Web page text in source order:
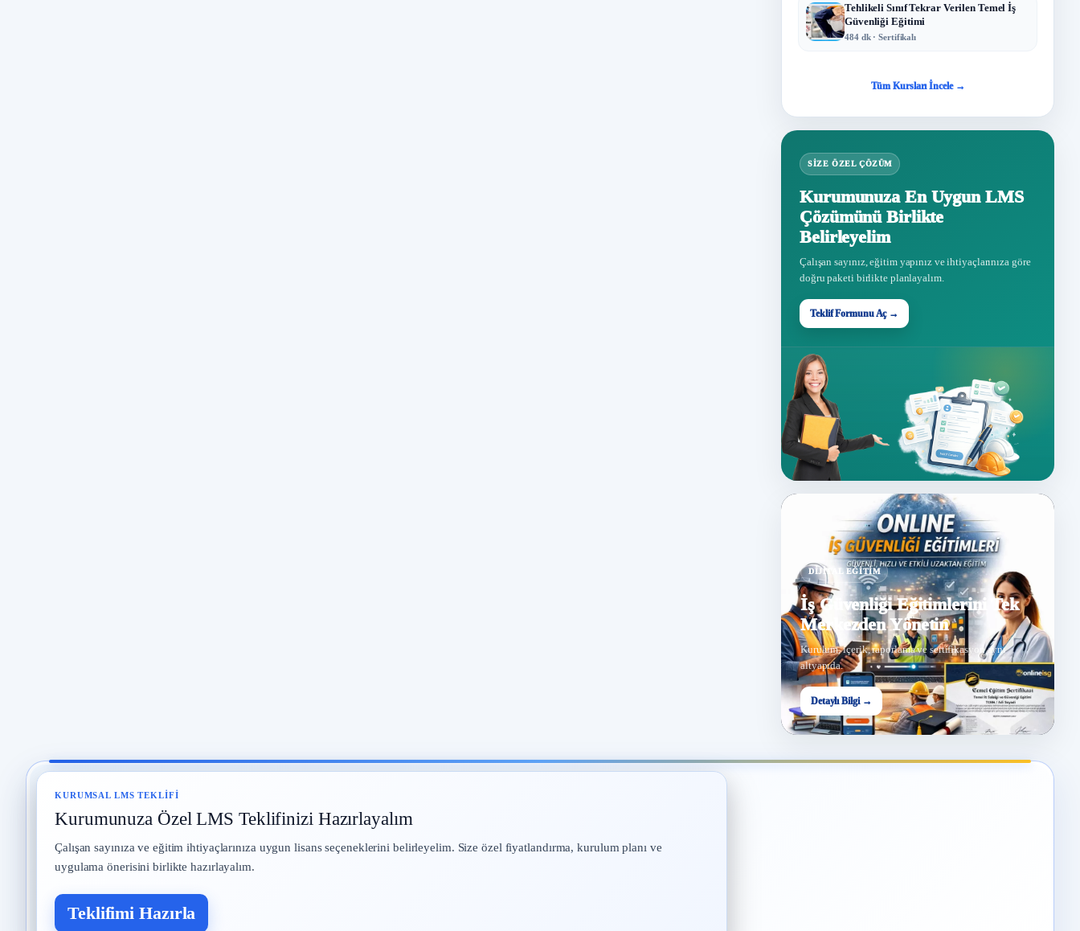
Tehlikeli Sınıf Tekrar Verilen Temel İş
Güvenliği Eğitimi
484 dk · Sertifikalı
Tüm Kursları İncele →
SIZE ÖZEL ÇÖZÜM
Kurumunuza En Uygun LMS
Çözümünü Birlikte
Belirleyelim
Çalışan sayınız, eğitim yapınız ve ihtiyaçlarınıza göre
doğru paketi birlikte planlayalım.
Teklif Formunu Aç →
DIJITAL EĞITIM
İş Güvenliği Eğitimlerini Tek
Merkezden Yönetin
Kurulum, içerik, raporlama ve sertifikasyon aynı
altyapıda.
Detaylı Bilgi →
KURUMSAL LMS TEKLIFI
Kurumunuza Özel LMS Teklifinizi Hazırlayalım
Çalışan sayınıza ve eğitim ihtiyaçlarınıza uygun lisans seçeneklerini belirleyelim. Size özel fiyatlandırma, kurulum planı ve
uygulama önerisini birlikte hazırlayalım.
Teklifimi Hazırla